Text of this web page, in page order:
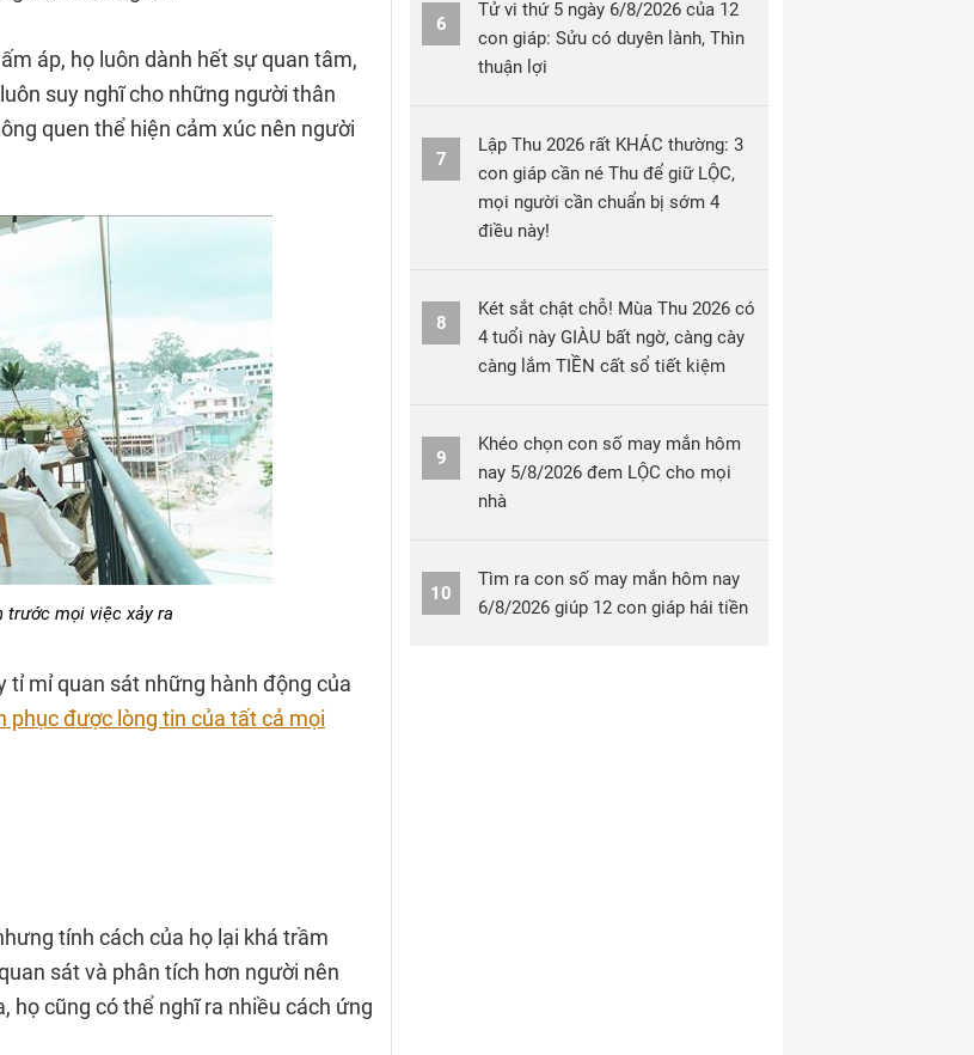
áp, họ luôn dành hết sự quan tâm,
suy nghĩ cho những người thân
quen thể hiện cảm xúc nên người
trước mọi việc xảy ra
tỉ mỉ quan sát những hành động của
phục được lòng tin của tất cả mọi
tính cách của họ lại khá trầm
sát và phân tích hơn người nên
họ cũng có thể nghĩ ra nhiều cách ứng
6
Tử vi thứ 5 ngày 6/8/2026 của 12
con giáp: Sửu có duyên lành, Thìn
thuận lợi
7
Lập Thu 2026 rất KHÁC thường: 3
con giáp cần né Thu để giữ LỘC,
mọi người cần chuẩn bị sớm 4
điều này!
8
Két sắt chật chỗ! Mùa Thu 2026 có
4 tuổi này GIÀU bất ngờ, càng cày
càng lắm TIỀN cất sổ tiết kiệm
9
Khéo chọn con số may mắn hôm
nay 5/8/2026 đem LỘC cho mọi
nhà
10
Tìm ra con số may mắn hôm nay
6/8/2026 giúp 12 con giáp hái tiền